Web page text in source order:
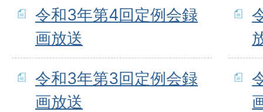
令和3年第4回定例会録
画放送
令和3年第3回定例会録
画放送